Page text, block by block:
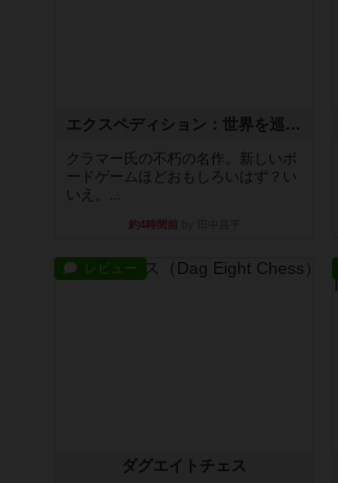
エクスペディション：世界を巡る冒険
クラマー氏の不朽の名作。新しいボ
ードゲームほどおもしろいはず？い
いえ。...
約4時間前
レビュー
ダグエイトチェス